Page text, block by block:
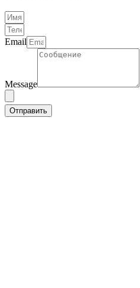
Email
Message
Отправить